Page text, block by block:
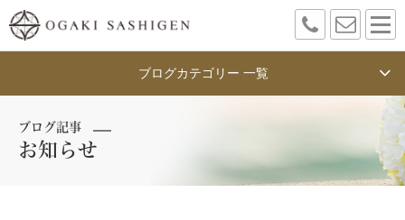
ブログカテゴリー 一覧
ブログ記事
お知らせ